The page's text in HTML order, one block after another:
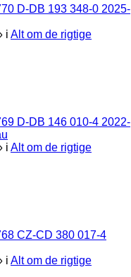
D-DB 193 348-0 2025-
i Alt om de rigtige
D-DB 146 010-4 2022-
i Alt om de rigtige
CZ-CD 380 017-4
i Alt om de rigtige